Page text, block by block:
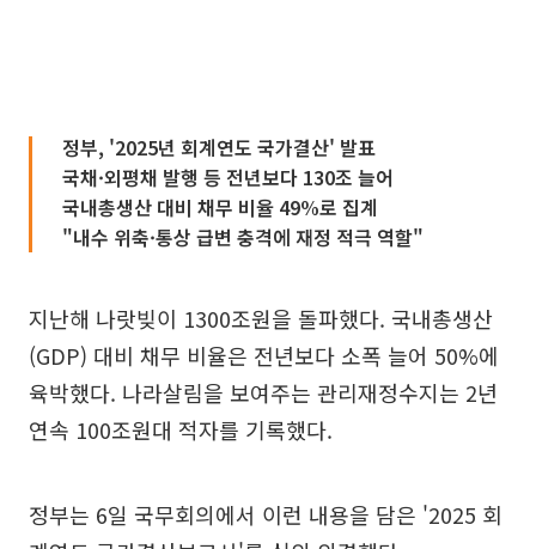
정부, '2025년 회계연도 국가결산' 발표
국채·외평채 발행 등 전년보다 130조 늘어
국내총생산 대비 채무 비율 49%로 집계
"내수 위축·통상 급변 충격에 재정 적극 역할"
지난해 나랏빚이 1300조원을 돌파했다. 국내총생산
(GDP) 대비 채무 비율은 전년보다 소폭 늘어 50%에
육박했다. 나라살림을 보여주는 관리재정수지는 2년
연속 100조원대 적자를 기록했다.
정부는 6일 국무회의에서 이런 내용을 담은 '2025 회